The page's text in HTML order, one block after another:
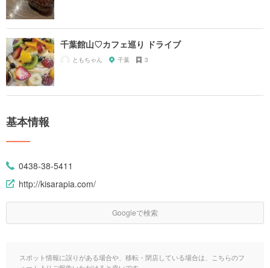
千葉館山♡カフェ巡り ドライブ
ともちゃん 千葉 3
基本情報
0438-38-5411
http://kisarapia.com/
Googleで検索
スポット情報に誤りがある場合や、移転・閉店している場合は、こちらのフ